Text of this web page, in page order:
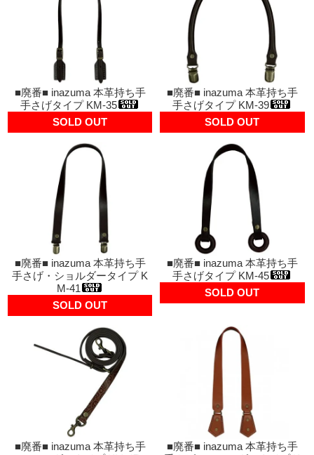
■廃番■ inazuma 本革持ち手
手さげタイプ KM-35
SOLD OUT
■廃番■ inazuma 本革持ち手
手さげタイプ KM-39
SOLD OUT
■廃番■ inazuma 本革持ち手
手さげ・ショルダータイプ K
M-41
SOLD OUT
■廃番■ inazuma 本革持ち手
手さげタイプ KM-45
SOLD OUT
■廃番■ inazuma 本革持ち手
■廃番■ inazuma 本革持ち手